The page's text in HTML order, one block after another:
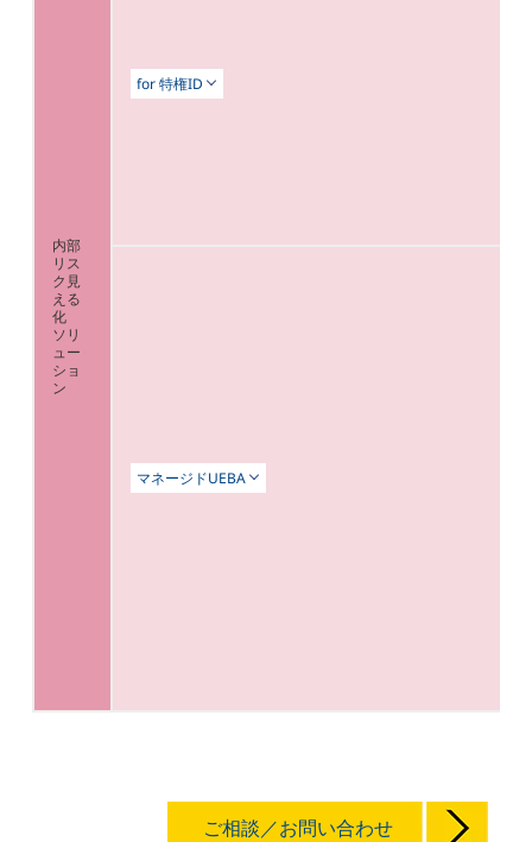
内部
リス
ク見
える
化
ソリ
ュー
ショ
ン
for 特権ID
マネージドUEBA
ご相談／お問い合わせ